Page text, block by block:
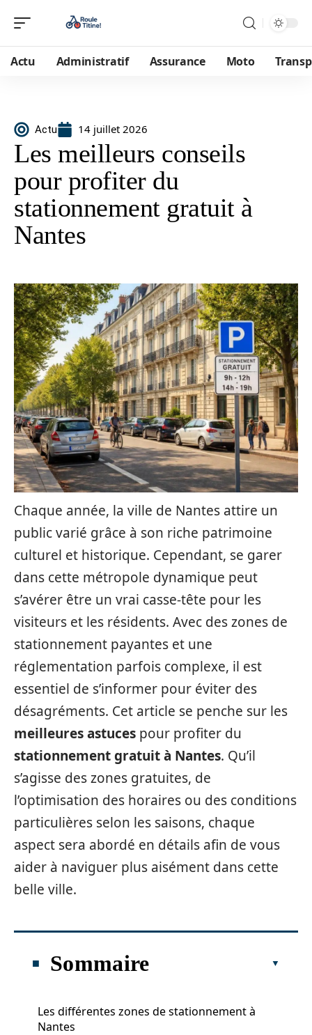
Actu Administratif Assurance Moto
Actu 14 juillet 2026
Les meilleurs conseils
pour profiter du
stationnement gratuit à
Nantes
Chaque année, la ville de Nantes attire un
public varié grâce à son riche patrimoine
culturel et historique. Cependant, se garer
dans cette métropole dynamique peut
s’avérer être un vrai casse-tête pour les
visiteurs et les résidents. Avec des zones de
stationnement payantes et une
réglementation parfois complexe, il est
essentiel de s’informer pour éviter des
désagréments. Cet article se penche sur les
meilleures astuces pour profiter du
stationnement gratuit à Nantes. Qu’il
s’agisse des zones gratuites, de
l’optimisation des horaires ou des conditions
particulières selon les saisons, chaque
aspect sera abordé en détails afin de vous
aider à naviguer plus aisément dans cette
belle ville.
Sommaire
Les différentes zones de stationnement à
Nantes